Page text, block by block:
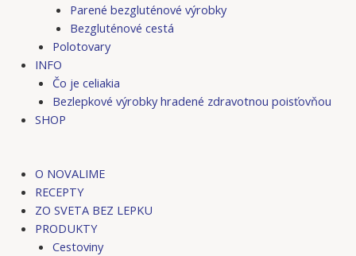
Parené bezgluténové výrobky
Bezgluténové cestá
Polotovary
INFO
Čo je celiakia
Bezlepkové výrobky hradené zdravotnou poisťovňou
SHOP
O NOVALIME
RECEPTY
ZO SVETA BEZ LEPKU
PRODUKTY
Cestoviny